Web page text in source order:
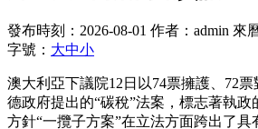
發布時刻：2026-08-01 作者：admin 來
字號： 大中小
澳大利亞下議院12日以74票擁護、72
德政府提出的“碳稅”法案，標志著執政
方針“一攬子方案”在立法方面跨出了具